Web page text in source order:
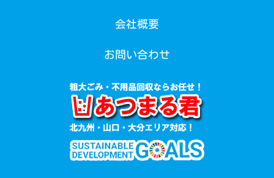
会社概要
お問い合わせ